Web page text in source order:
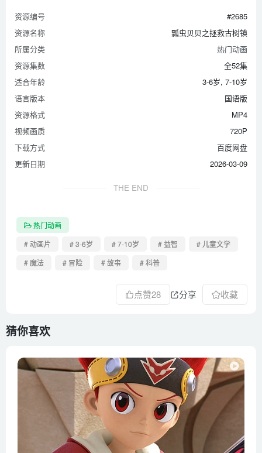
资源编号
#2685
资源名称
瓢虫贝贝之拯救古树镇
所属分类
热门动画
资源集数
全52集
适合年龄
3-6岁, 7-10岁
语言版本
国语版
资源格式
MP4
视频画质
720P
下载方式
百度网盘
更新日期
2026-03-09
THE END
热门动画
# 动画片
# 3-6岁 # 7-10岁 # 益智
# 儿童文学
# 魔法
# 冒险 # 故事 # 科普
点赞28 分享 收藏
猜你喜欢